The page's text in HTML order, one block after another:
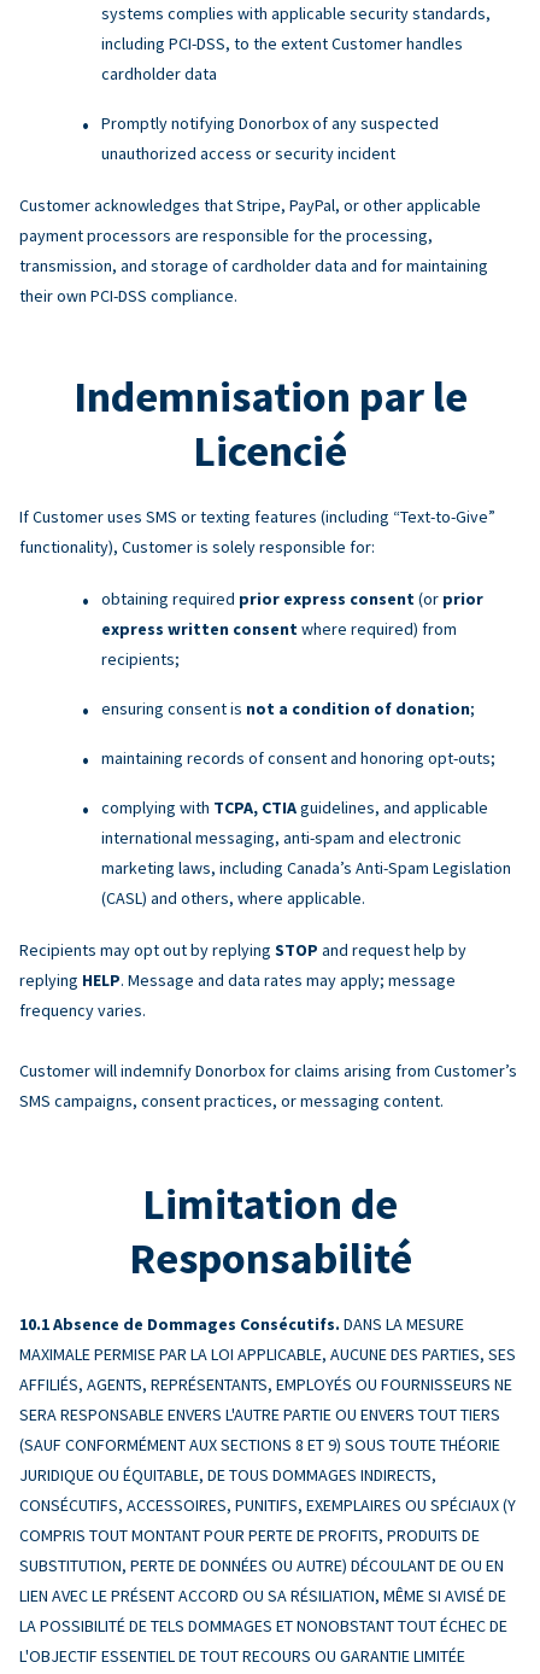
systems complies with applicable security standards,
including PCI-DSS, to the extent Customer handles
cardholder data
Promptly notifying Donorbox of any suspected
unauthorized access or security incident
Customer acknowledges that Stripe, PayPal, or other applicable
payment processors are responsible for the processing,
transmission, and storage of cardholder data and for maintaining
their own PCI-DSS compliance.
Indemnisation par le
Licencié
If Customer uses SMS or texting features (including “Text-to-Give”
functionality), Customer is solely responsible for:
obtaining required prior express consent (or prior
express written consent where required) from
recipients;
ensuring consent is not a condition of donation;
maintaining records of consent and honoring opt-outs;
complying with TCPA, CTIAguidelines, and applicable
international messaging, anti-spam and electronic
marketing laws, including Canada’s Anti-Spam Legislation
(CASL) and others, where applicable.
Recipients may opt out by replying STOP and request help by
replying HELP. Message and data rates may apply; message
frequency varies.
Customer will indemnify Donorbox for claims arising from Customer’s
SMS campaigns, consent practices, or messaging content.
Limitation de
Responsabilité
Absence de Dommages Consécutifs. DANS LA MESURE
MAXIMALE PERMISE PAR LA LOI APPLICABLE, AUCUNE DES PARTIES, SES
AFFILIÉS, AGENTS, REPRÉSENTANTS, EMPLOYÉS OU FOURNISSEURS NE
SERA RESPONSABLE ENVERS L'AUTRE PARTIE OU ENVERS TOUT TIERS
(SAUF CONFORMÉMENT AUX SECTIONS 8 ET 9) SOUS TOUTE THÉORIE
JURIDIQUE OU ÉQUITABLE, DE TOUS DOMMAGES INDIRECTS,
CONSÉCUTIFS, ACCESSOIRES, PUNITIFS, EXEMPLAIRES OU SPÉCIAUX (Y
COMPRIS TOUT MONTANT POUR PERTE DE PROFITS, PRODUITS DE
SUBSTITUTION, PERTE DE DONNÉES OU AUTRE) DÉCOULANT DE OU EN
LIEN AVEC LE PRÉSENT ACCORD OU SA RÉSILIATION, MÊME SI AVISÉ DE
LA POSSIBILITÉ DE TELS DOMMAGES ET NONOBSTANT TOUT ÉCHEC DE
L'OBJECTIF ESSENTIEL DE TOUT RECOURS OU GARANTIE LIMITÉE